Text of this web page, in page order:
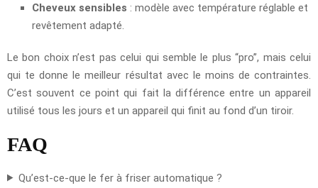
Cheveux sensibles : modèle avec température réglable et
revêtement adapté.
Le bon choix n’est pas celui qui semble le plus “pro”, mais celui
qui te donne le meilleur résultat avec le moins de contraintes.
C’est souvent ce point qui fait la différence entre un appareil
utilisé tous les jours et un appareil qui finit au fond d’un tiroir.
FAQ
Qu’est-ce-que le fer à friser automatique ?